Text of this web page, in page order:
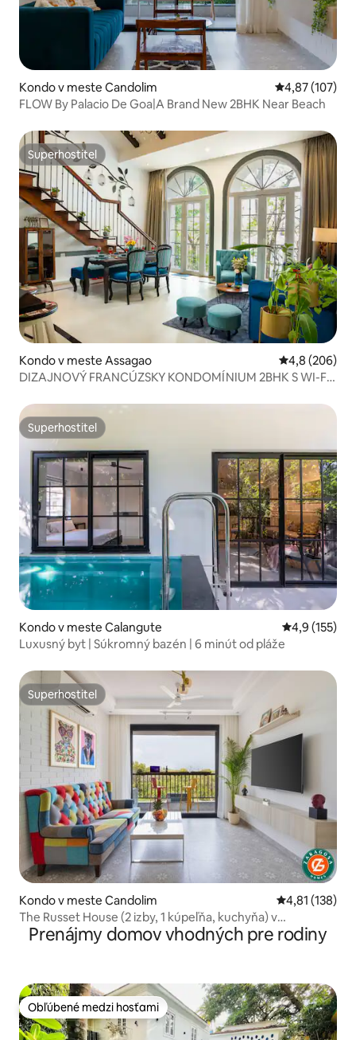
Kondo v meste Candolim Priemerné
4,87 (107)
FLOW By Palacio De Goa|A Brand New 2BHK Near Beach
Superhostiteľ
Superhostiteľ
Kondo v meste Assagao Priemerné
4,8 (206)
DIZAJNOVÝ FRANCÚZSKY KONDOMÍNIUM 2BHK S WI-FI
Superhostiteľ
Superhostiteľ
Kondo v meste Calangute Priemerné
4,9 (155)
Luxusný byt | Súkromný bazén | 6 minút od pláže
Superhostiteľ
Superhostiteľ
Kondo v meste Candolim Priemerné
4,81 (138)
The Russet House (2 izby, 1 kúpeľňa, kuchyňa) v
Candolime od HomestayDaddy
Prenájmy domov vhodných pre rodiny
Obľúbené medzi hosťami
Obľúbené medzi hosťami